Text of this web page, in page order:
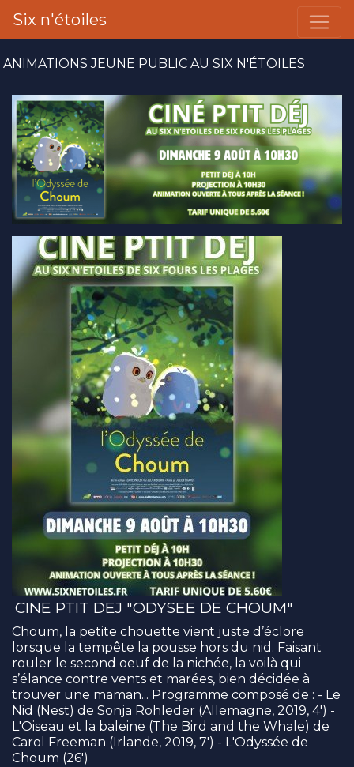
Six n'étoiles
ANIMATIONS JEUNE PUBLIC AU SIX N'ÉTOILES
CINE PTIT DEJ "ODYSEE DE CHOUM"
Choum, la petite chouette vient juste d’éclore
lorsque la tempête la pousse hors du nid. Faisant
rouler le second oeuf de la nichée, la voilà qui
s’élance contre vents et marées, bien décidée à
trouver une maman... Programme composé de : - Le
Nid (Nest) de Sonja Rohleder (Allemagne, 2019, 4') -
L'Oiseau et la baleine (The Bird and the Whale) de
Carol Freeman (Irlande, 2019, 7') - L'Odyssée de
Choum (26')